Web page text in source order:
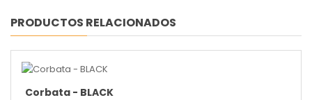
PRODUCTOS RELACIONADOS
Corbata - BLACK